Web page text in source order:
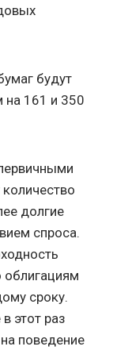
будут
на 161 и 350
долгие
спроса.
сроку.
этот раз
поведение